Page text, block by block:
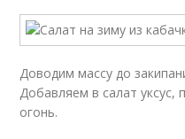
Доводим массу до
Добавляем в салат
огонь.